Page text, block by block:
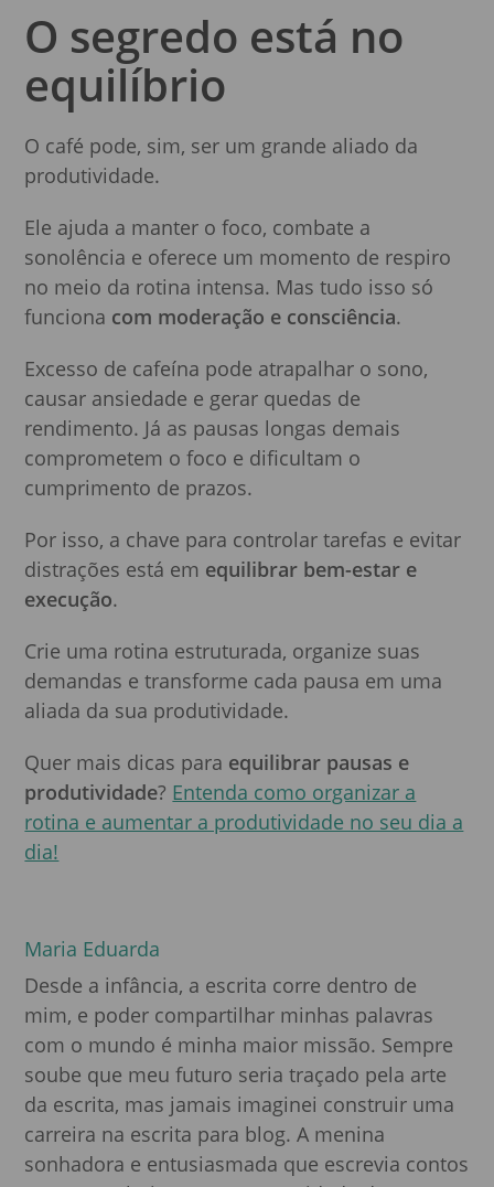
O segredo está no
equilíbrio
O café pode, sim, ser um grande aliado da
produtividade.
Ele ajuda a manter o foco, combate a
sonolência e oferece um momento de respiro
no meio da rotina intensa. Mas tudo isso só
funciona com moderação e consciência.
Excesso de cafeína pode atrapalhar o sono,
causar ansiedade e gerar quedas de
rendimento. Já as pausas longas demais
comprometem o foco e dificultam o
cumprimento de prazos.
Por isso, a chave para controlar tarefas e evitar
distrações está em equilibrar bem-estar e
execução.
Crie uma rotina estruturada, organize suas
demandas e transforme cada pausa em uma
aliada da sua produtividade.
Quer mais dicas para equilibrar pausas e
produtividade? Entenda como organizar a
rotina e aumentar a produtividade no seu dia a
dia!
Maria Eduarda
Desde a infância, a escrita corre dentro de
mim, e poder compartilhar minhas palavras
com o mundo é minha maior missão. Sempre
soube que meu futuro seria traçado pela arte
da escrita, mas jamais imaginei construir uma
carreira na escrita para blog. A menina
sonhadora e entusiasmada que escrevia contos